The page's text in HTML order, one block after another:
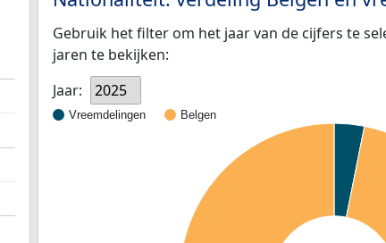
Gebruik het filter om het jaar van de cijfers te
jaren te bekijken:
Jaar:
2025
Vreemdelingen Belgen